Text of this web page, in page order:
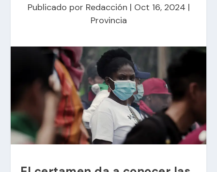
Publicado por Redacción | Oct 16, 2024 |
Provincia